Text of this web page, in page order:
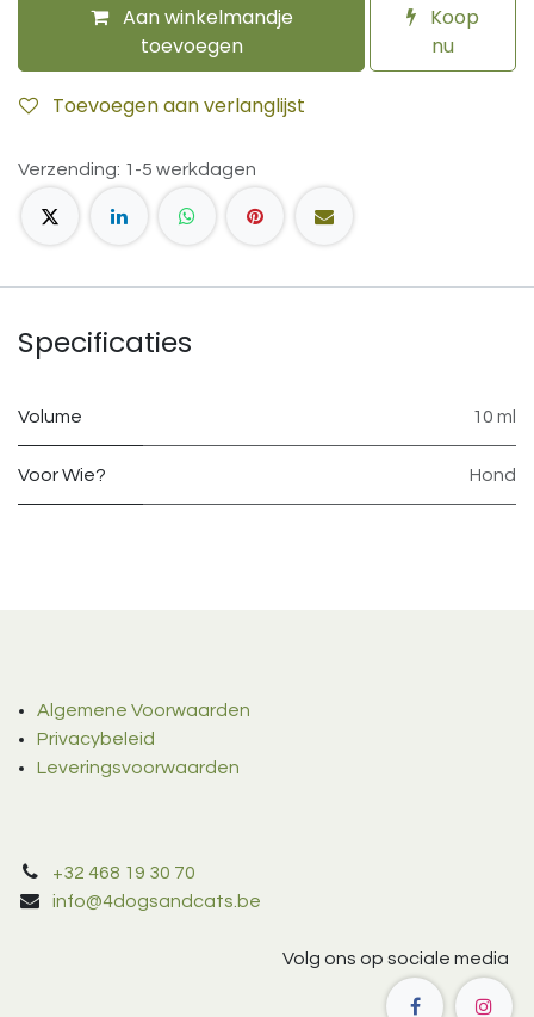
Aan winkelmandje
toevoegen
Koop
nu
Toevoegen aan verlanglijst
Verzending: 1-5 werkdagen
Specificaties
Volume 10 ml
Voor Wie? Hond
Algemene Voorwaarden
Privacybeleid
Leveringsvoorwaarden
+32 468 19 30 70
info@4dogsandcats.be
Volg ons op sociale media